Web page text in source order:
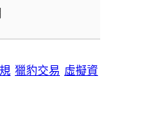
獵豹交易 虛擬資